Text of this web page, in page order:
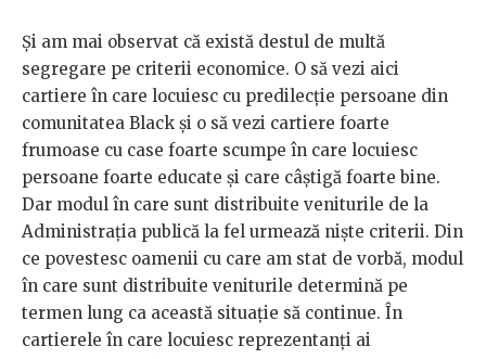
Și am mai observat că există destul de multă
segregare pe criterii economice. O să vezi aici
cartiere în care locuiesc cu predilecție persoane din
comunitatea Black și o să vezi cartiere foarte
frumoase cu case foarte scumpe în care locuiesc
persoane foarte educate și care câștigă foarte bine.
Dar modul în care sunt distribuite veniturile de la
Administrația publică la fel urmează niște criterii. Din
ce povestesc oamenii cu care am stat de vorbă, modul
în care sunt distribuite veniturile determină pe
termen lung ca această situație să continue. În
cartierele în care locuiesc reprezentanți ai